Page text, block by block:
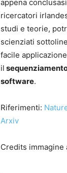
appena
ricercatori
studi e teorie,
scienziati
facile
il
software.
Riferimenti:
Arxiv
Credits immagine